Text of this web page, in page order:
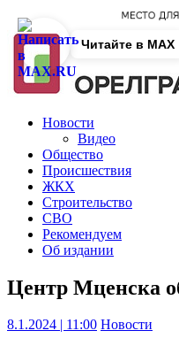
Новости
Видео
Общество
Происшествия
ЖКХ
Строительство
СВО
Рекомендуем
Об издании
Центр Мценска
8.1.2024 | 11:00 Новости
Читайте в MAX